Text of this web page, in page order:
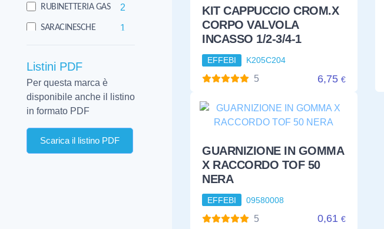
RUBINETTERIA GAS 2
SARACINESCHE 1
VALVOLE ACQUAEGAS
Listini PDF
Per questa marca è
disponibile anche il listino
in formato PDF
Scarica il listino PDF
KIT CAPPUCCIO CROM.X
CORPO VALVOLA
INCASSO 1/2-3/4-1
EFFEBI K205C204
5 6,75 €
GUARNIZIONE IN GOMMA
X RACCORDO TOF 50
NERA
EFFEBI 09580008
5 0,61 €